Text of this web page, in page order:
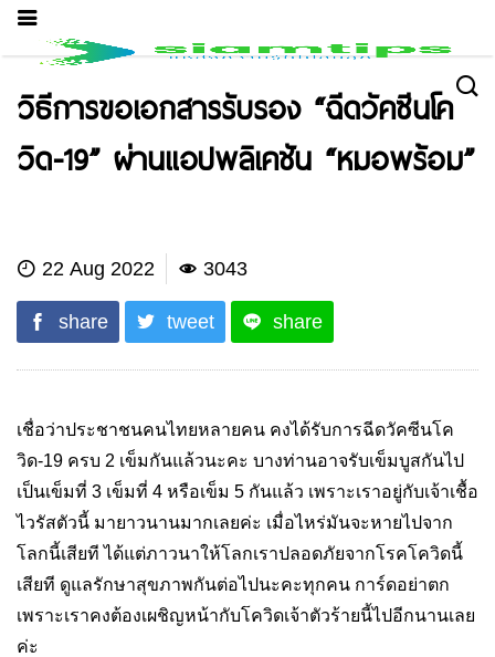
วิธีการขอเอกสารรับรอง “ฉีดวัคซีนโค
วิด-19” ผ่านแอปพลิเคชัน “หมอพร้อม”
22 Aug 2022 3043
share tweet share
เชื่อว่าประชาชนคนไทยหลายคน คงได้รับการฉีดวัคซีนโค
วิด-19 ครบ 2 เข็มกันแล้วนะคะ บางท่านอาจรับเข็มบูสกันไป
เป็นเข็มที่ 3 เข็มที่ 4 หรือเข็ม 5 กันแล้ว เพราะเราอยู่กับเจ้าเชื้อ
ไวรัสตัวนี้ มายาวนานมากเลยค่ะ เมื่อไหร่มันจะหายไปจาก
โลกนี้เสียที ได้แต่ภาวนาให้โลกเราปลอดภัยจากโรคโควิดนี้
เสียที ดูแลรักษาสุขภาพกันต่อไปนะคะทุกคน การ์ดอย่าตก
เพราะเราคงต้องเผชิญหน้ากับโควิดเจ้าตัวร้ายนี้ไปอีกนานเลย
ค่ะ